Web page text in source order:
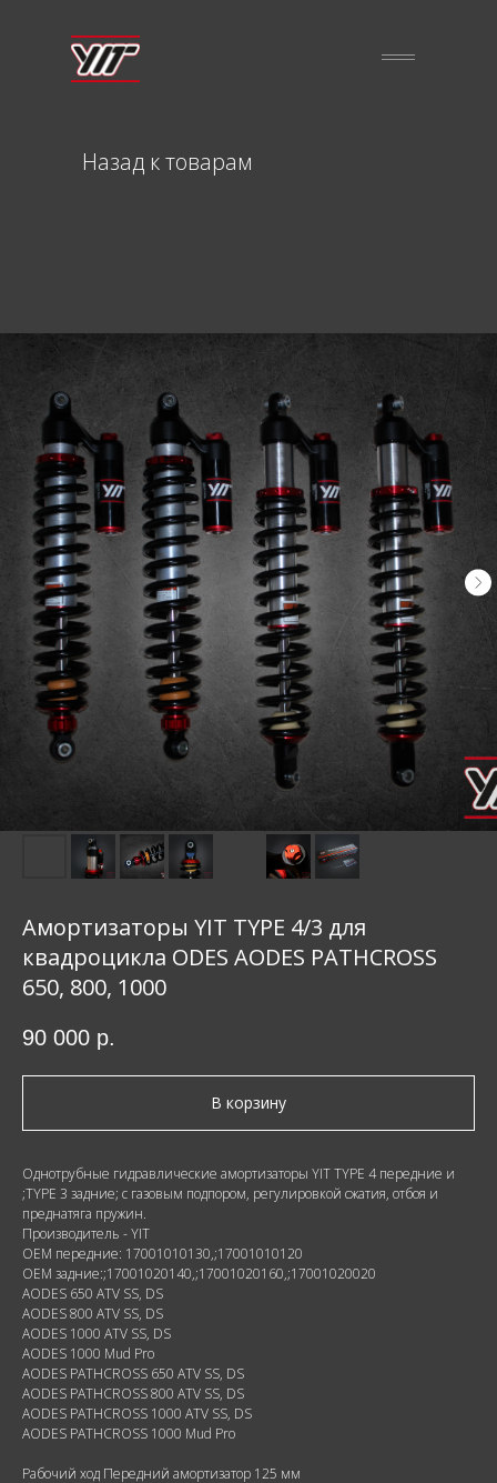
Назад к товарам
Амортизаторы YIT TYPE 4/3 для
квадроцикла ODES AODES PATHCROSS
650, 800, 1000
90 000 р.
В корзину
Однотрубные гидравлические амортизаторы YIT TYPE 4 передние и
;TYPE 3 задние; с газовым подпором, регулировкой сжатия, отбоя и
преднатяга пружин.
Производитель - YIT
OEM передние: 17001010130,;17001010120
OEM задние:;17001020140,;17001020160,;17001020020
AODES 650 ATV SS, DS
AODES 800 ATV SS, DS
AODES 1000 ATV SS, DS
AODES 1000 Mud Pro
AODES PATHCROSS 650 ATV SS, DS
AODES PATHCROSS 800 ATV SS, DS
AODES PATHCROSS 1000 ATV SS, DS
AODES PATHCROSS 1000 Mud Pro
Рабочий ход Передний амортизатор 125 мм